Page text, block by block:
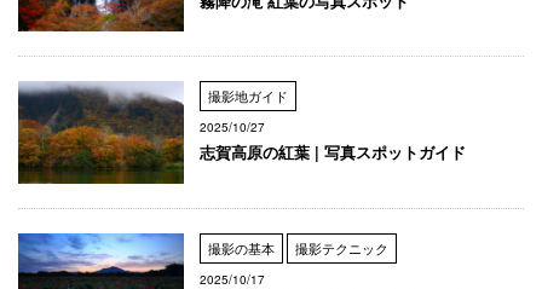
撮影地ガイド
2025/10/27
志賀高原の紅葉 | 写真スポットガイド
撮影の基本 撮影テクニック
2025/10/17